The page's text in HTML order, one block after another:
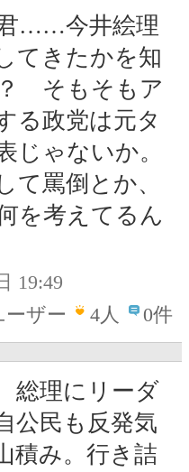
……今井絵理
てきたかを知
そもそもア
る政党は元タ
じゃないか。
て罵倒とか、
を考えてるん
19:49
ザー
4人 0件
総理にリーダ
公民も反発気
積み。行き詰